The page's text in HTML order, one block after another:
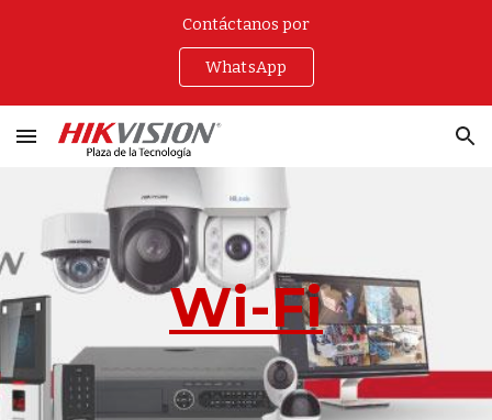
Contáctanos por
WhatsApp
Wi-Fi